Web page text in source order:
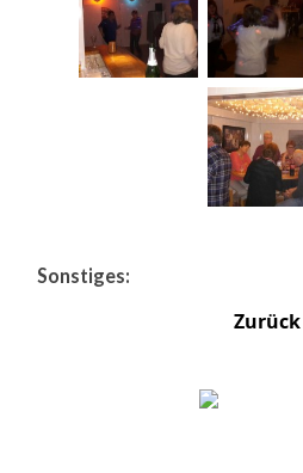
Sonstiges:
Zurück